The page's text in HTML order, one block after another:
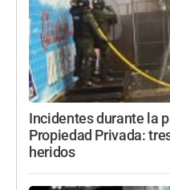
Incidentes durante la
Propiedad Privada:
heridos